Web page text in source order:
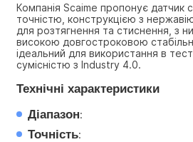
Компанія Scaime пропонує датчик
точністю, конструкцією з
для розтягнення та стиснення, з
високою довгостроковою
ідеальний для використання в
сумісністю з Industry 4.0.
Технічні характеристики
Діапазон:
Точність: